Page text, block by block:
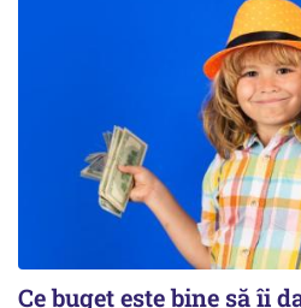
Ce buget este bine să îi